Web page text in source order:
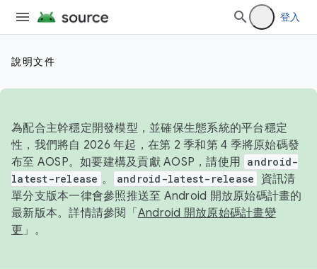
登入
說明文件
為配合主幹穩定開發模型，並確保生態系統的平台穩定
性，我們將自 2026 年起，在第 2 季和第 4 季將原始碼發
布至 AOSP。如要建構及貢獻 AOSP，請使用 android-
latest-release 。 android-latest-release
資訊清
單分支版本一律會參照推送至 Android 開放原始碼計畫的
最新版本。詳情請參閱「 Android 開放原始碼計畫變
更 」。